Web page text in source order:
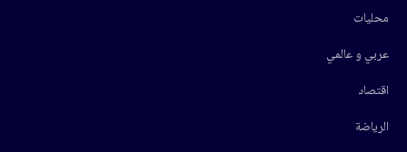
محليات
عربي و عالمي
اقتصاد
الرياضة